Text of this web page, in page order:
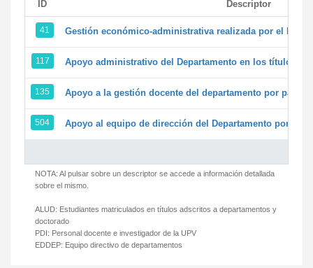
ID Descriptor
41 Gestión económico-administrativa realizada por el
117 Apoyo administrativo del Departamento en los títulos de
135 Apoyo a la gestión docente del departamento por parte
504 Apoyo al equipo de dirección del Departamento por
NOTA: Al pulsar sobre un descriptor se accede a información detallada
sobre el mismo.
ALUD: Estudiantes matriculados en títulos adscritos a departamentos y
doctorado
PDI: Personal docente e investigador de la UPV
EDDEP: Equipo directivo de departamentos